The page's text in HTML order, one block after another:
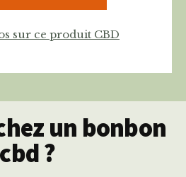
sur ce produit CBD
un bonbon
cbd ?